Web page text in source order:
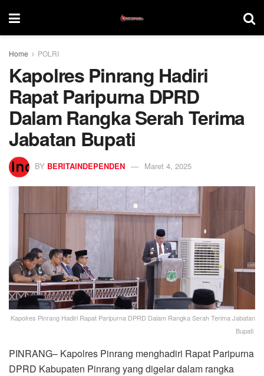
Home POLRI
Kapolres Pinrang Hadiri
Rapat Paripurna DPRD
Dalam Rangka Serah Terima
Jabatan Bupati
BY BERITAINDEPENDEN Maret 4, 2025
Kapolres Pinrang Hadiri Rapat Paripurna DPRD Dalam Rangka Serah Terima Jabatan
Bupati
PINRANG– Kapolres Pinrang menghadiri Rapat Paripurna
DPRD Kabupaten Pinrang yang digelar dalam rangka